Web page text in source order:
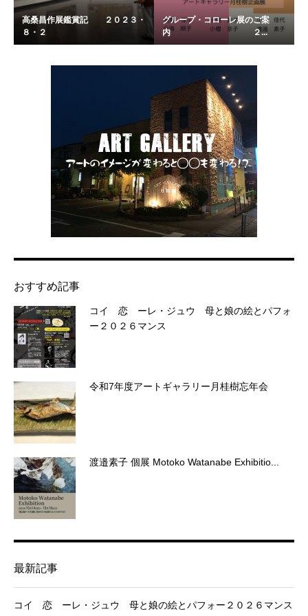
高桑昌作展鑑賞記 ２０２３・
８・２
グループ・コローレ展のご案
内 ２...
おすすめ記事
コイ 恋 ーレ・ジュウ 母と娘の絵とパフォ
ー２０２６マンス
令和7年度アートギャラリー月桂樹忘年会
渡邉素子 個展 Motoko Watanabe Exhibitio...
最新記事
コイ 恋 ーレ・ジュウ 母と娘の絵とパフォー２０２６マンス